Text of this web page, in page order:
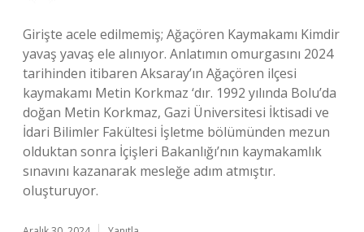
Girişte acele edilmemiş; Ağaçören Kaymakamı Kimdir
yavaş yavaş ele alınıyor. Anlatımın omurgasını 2024
tarihinden itibaren Aksaray’ın Ağaçören ilçesi
kaymakamı Metin Korkmaz ‘dır. 1992 yılında Bolu’da
doğan Metin Korkmaz, Gazi Üniversitesi İktisadi ve
İdari Bilimler Fakültesi İşletme bölümünden mezun
olduktan sonra İçişleri Bakanlığı’nın kaymakamlık
sınavını kazanarak mesleğe adım atmıştır.
oluşturuyor.